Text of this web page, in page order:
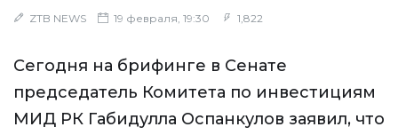
ZTB NEWS 19 февраля, 19:30 1,822
Сегодня на брифинге в Сенате
председатель Комитета по инвестициям
МИД РК Габидулла Оспанкулов заявил, что